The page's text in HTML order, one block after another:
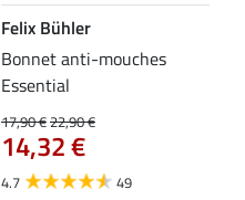
Felix Bühler
Bonnet anti-mouches
Essential
17,90 €22,90 €
14,32 €
4.7 49